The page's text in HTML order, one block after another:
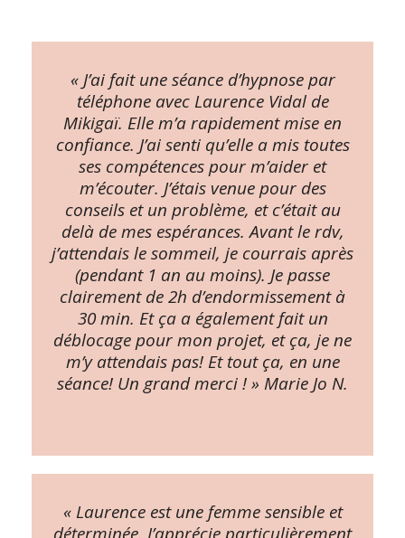
« J’ai fait une séance d’hypnose par
téléphone avec Laurence Vidal de
Mikigaï. Elle m’a rapidement mise en
confiance. J’ai senti qu’elle a mis toutes
ses compétences pour m’aider et
m’écouter. J’étais venue pour des
conseils et un problème, et c’était au
delà de mes espérances. Avant le rdv,
j’attendais le sommeil, je courrais après
(pendant 1 an au moins). Je passe
clairement de 2h d’endormissement à
30 min. Et ça a également fait un
déblocage pour mon projet, et ça, je ne
m’y attendais pas! Et tout ça, en une
séance! Un grand merci ! » Marie Jo N.
« Laurence est une femme sensible et